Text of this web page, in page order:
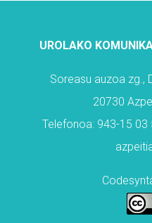
UROLAKO
Soreasu auzoa zg.,
20730
Telefonoa: 943-15 03